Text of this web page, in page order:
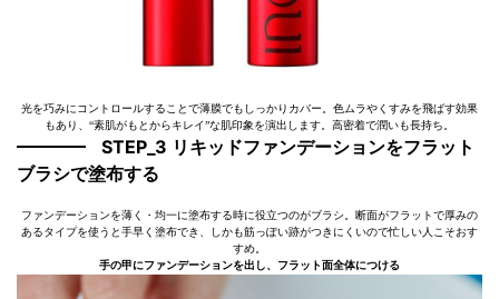
光を巧みにコントロールすることで薄膜でもしっかりカバー。色ムラやくすみを飛ばす効果
もあり、“素肌がもとからキレイ”な肌印象を演出します。高密着で潤いも長持ち。
STEP_3 リキッドファンデーションをフラット
ブラシで塗布する
ファンデーションを薄く・均一に塗布する時に役立つのがブラシ。断面がフラットで厚みの
あるタイプを使うと手早く塗布でき、しかも筋っぽい跡がつきにくいので忙しい人こそおす
すめ。
手の甲にファンデーションを出し、フラット面全体につける